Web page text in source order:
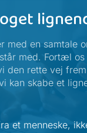
med en samtale
med. Fortæl os
den rette vej
kan skabe et
et menneske,